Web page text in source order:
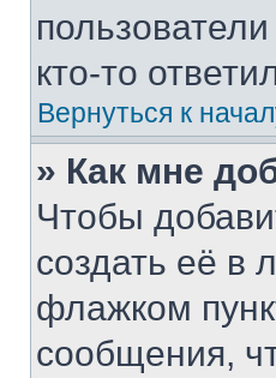
кто-то
Вернуться к
» Как мне
Чтобы
создать её в
флажком
сообщения,